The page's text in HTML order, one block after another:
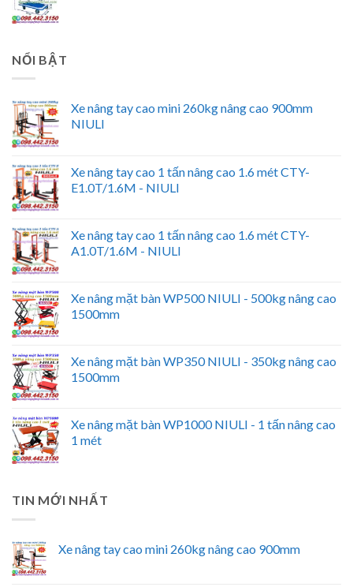
NỔI BẬT
Xe nâng tay cao mini 260kg nâng cao 900mm
NIULI
Xe nâng tay cao 1 tấn nâng cao 1.6 mét CTY-
E1.0T/1.6M - NIULI
Xe nâng tay cao 1 tấn nâng cao 1.6 mét CTY-
A1.0T/1.6M - NIULI
Xe nâng mặt bàn WP500 NIULI - 500kg nâng cao
1500mm
Xe nâng mặt bàn WP350 NIULI - 350kg nâng cao
1500mm
Xe nâng mặt bàn WP1000 NIULI - 1 tấn nâng cao
1 mét
TIN MỚI NHẤT
Xe nâng tay cao mini 260kg nâng cao 900mm